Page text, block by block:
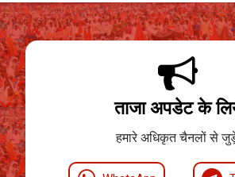
ताजा अपडेट के
हमारे अधिकृत चैनलों से